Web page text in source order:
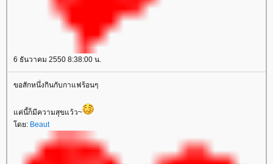
6 ธันวาคม 2550 8:38:00 น.
ขอสักหนึ่งกินกับกาแฟร้อนๆ
ค่นี้ก็มีความสุขแว้ว~
ดย: Beaut